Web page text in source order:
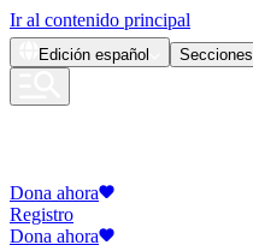
Ir al contenido principal
Edición español Secciones
Dona ahora
Registro
Dona ahora